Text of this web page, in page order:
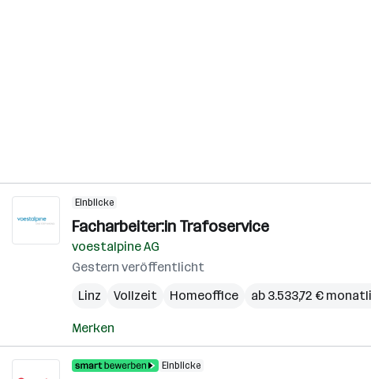
Einblicke
Facharbeiter:in Trafoservice
voestalpine AG
Gestern veröffentlicht
Linz
Vollzeit Homeoffice ab 3.533,72 €
Merken
Einblicke